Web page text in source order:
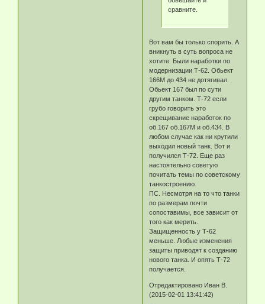
сравните.
Вот вам бы только спорить. А
вникнуть в суть вопроса не
хотите. Были наработки по
модернизации Т-62. Обьект
166М до 434 не дотягивал.
Обьект 167 был по сути
другим танком. Т-72 если
грубо говорить это
скрещивание наработок по
об.167 об.167М и об.434. В
любом случае как ни крутили
выходил новый танк. Вот и
получился Т-72. Еще раз
настоятельно советую
почитать темы по советскому
танкостроению.
ПС. Несмотря на то что танки
по размерам почти
сопоставимы, все зависит от
того как мерить.
Защищенность у Т-62
меньше. Любые изменения
защиты приводят к созданию
нового танка. И опять Т-72
получается.
Отредактировано Иван В.
(2015-02-01 13:41:42)